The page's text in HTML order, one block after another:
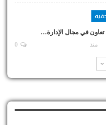
تعاون في مجال الإدارة…
منذ